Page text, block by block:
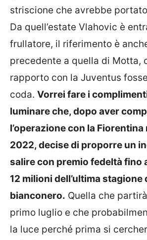
striscione che avrebbe
Da quell’estate Vlahovic è
frullatore, il riferimento è
precedente a quella di Motta,
rapporto con la Juventus
coda. Vorrei fare i
luminare che, dopo aver
l’operazione con la Fiorentina
2022, decise di proporre un
salire con premio fedeltà fino
12 milioni dell’ultima stagione
bianconero. Quella che
primo luglio e che
la luce perché prima si